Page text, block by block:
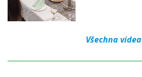
Všechna videa